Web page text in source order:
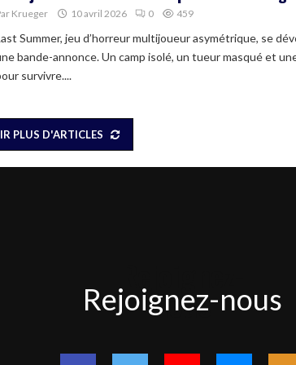
Krueger 10 avril 2026 0 459
Summer, jeu d’horreur multijoueur asymétrique, se
bande-annonce. Un camp isolé, un tueur masqué et
survivre....
PLUS D'ARTICLES
nous
Rejoignez-nous